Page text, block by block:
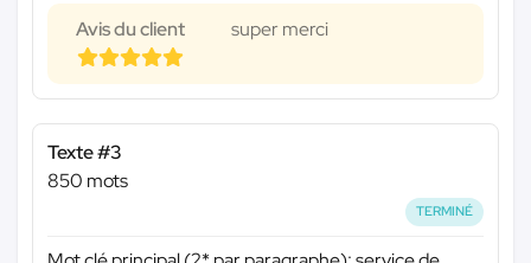
Avis du client super merci
Texte #3
850 mots
TERMINÉ